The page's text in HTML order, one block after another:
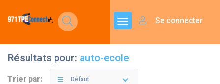
Se connecter
Résultats pour: auto-ecole
Trier par: Défaut